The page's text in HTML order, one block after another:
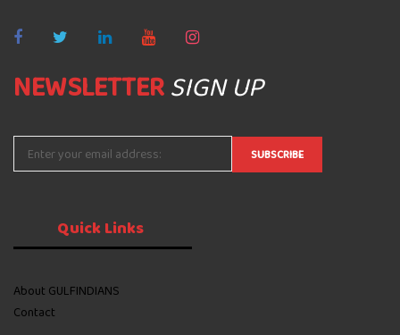
NEWSLETTERSIGN UP
QuickLinks
About GULFINDIANS
Contact